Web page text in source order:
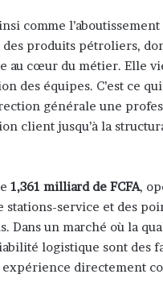
comme
produits pétroliers,
au cœur du métier. Elle
des équipes. C’est ce
générale une
client jusqu’à la
1,361 milliard de FCFA,
service et des
Dans un marché où la
logistique sont des
directement